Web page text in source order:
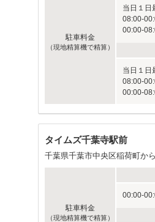
駐車料金
（現地精算機で精算）
当日１日
08:00-
00:00-
当日１日
08:00-
00:00-
タイムズ千葉寺駅前
千葉県千葉市中央区稲荷町から
駐車料金
（現地精算機で精算）
00:00-